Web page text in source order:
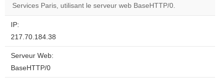
website?
Services Paris, utilisant le serveur web BaseHTTP/0.
IP:
217.70.184.38
Serveur Web:
BaseHTTP/0